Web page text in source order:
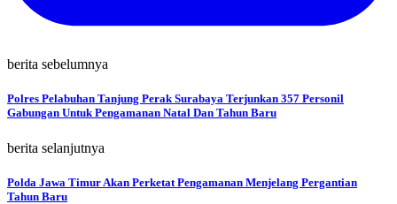
berita sebelumnya
Polres Pelabuhan Tanjung Perak Surabaya Terjunkan 357 Personil
Gabungan Untuk Pengamanan Natal Dan Tahun Baru
berita selanjutnya
Polda Jawa Timur Akan Perketat Pengamanan Menjelang Pergantian
Tahun Baru